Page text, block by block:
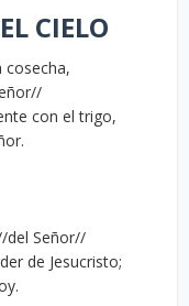
CIELO
cosecha,
con el trigo,
Señor//
de Jesucristo;